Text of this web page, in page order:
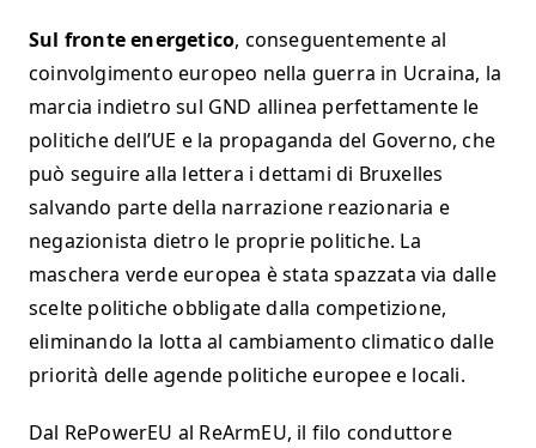
Sul fronte energetico, conseguentemente al
coinvolgimento europeo nella guerra in Ucraina, la
marcia indietro sul GND allinea perfettamente le
politiche dell’UE e la propaganda del Governo, che
può seguire alla lettera i dettami di Bruxelles
salvando parte della narrazione reazionaria e
negazionista dietro le proprie politiche. La
maschera verde europea è stata spazzata via dalle
scelte politiche obbligate dalla competizione,
eliminando la lotta al cambiamento climatico dalle
priorità delle agende politiche europee e locali.
Dal RePowerEU al ReArmEU, il filo conduttore